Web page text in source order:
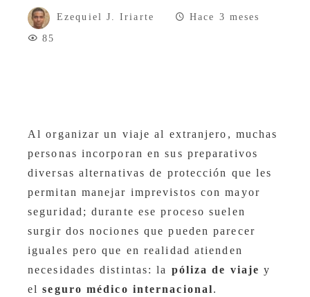
Ezequiel J. Iriarte
Hace 3 meses
85
Al organizar un viaje al extranjero, muchas
personas incorporan en sus preparativos
diversas alternativas de protección que les
permitan manejar imprevistos con mayor
seguridad; durante ese proceso suelen
surgir dos nociones que pueden parecer
iguales pero que en realidad atienden
necesidades distintas: la póliza de viaje y
elseguro médico internacional.